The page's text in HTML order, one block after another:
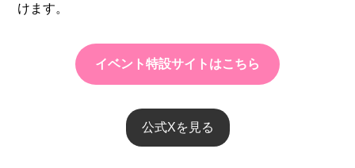
けます。
イベント特設サイトはこちら
公式Xを見る